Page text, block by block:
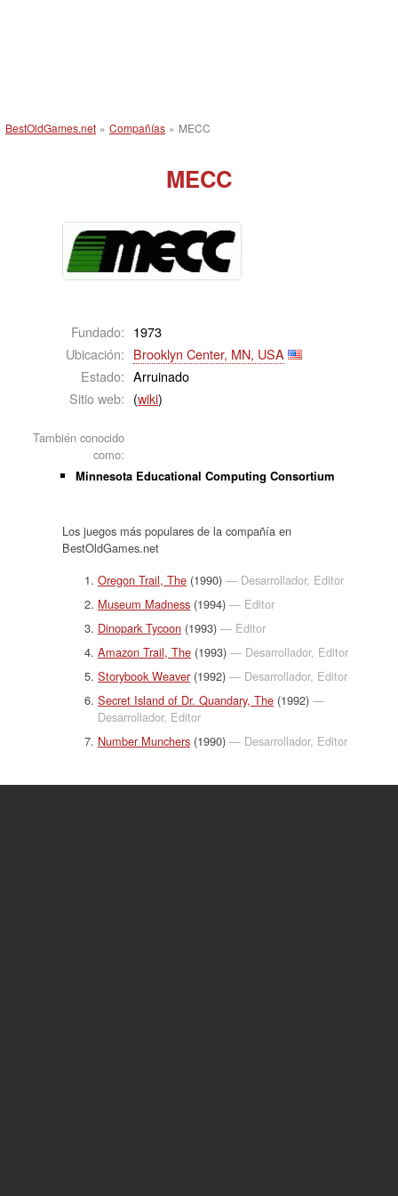
BestOldGames.net » Compañías » MECC
MECC
Fundado: 1973
Ubicación: Brooklyn Center, MN, USA
Estado: Arruinado
Sitio web: (wiki)
También conocido
como:
Minnesota Educational Computing Consortium
Los juegos más populares de la compañía en
BestOldGames.net
Oregon Trail, The (1990) — Desarrollador, Editor
Museum Madness (1994) — Editor
Dinopark Tycoon (1993) — Editor
Amazon Trail, The (1993) — Desarrollador, Editor
Storybook Weaver(1992) — Desarrollador, Editor
Secret Island of Dr. Quandary, The (1992) —
Desarrollador, Editor
Number Munchers (1990) — Desarrollador, Editor